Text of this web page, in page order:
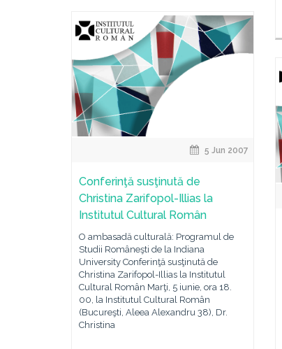
5 Jun 2007
Conferinţă susţinută de
Christina Zarifopol-Illias la
Institutul Cultural Român
O ambasadă culturală: Programul de
Studii Româneşti de la Indiana
University Conferinţă susţinută de
Christina Zarifopol-Illias la Institutul
Cultural Român Marţi, 5 iunie, ora 18.
00, la Institutul Cultural Român
(Bucureşti, Aleea Alexandru 38), Dr.
Christina